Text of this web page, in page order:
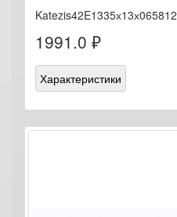
Katezis42E1335х13х065812
1991.0 ₽
Характеристики